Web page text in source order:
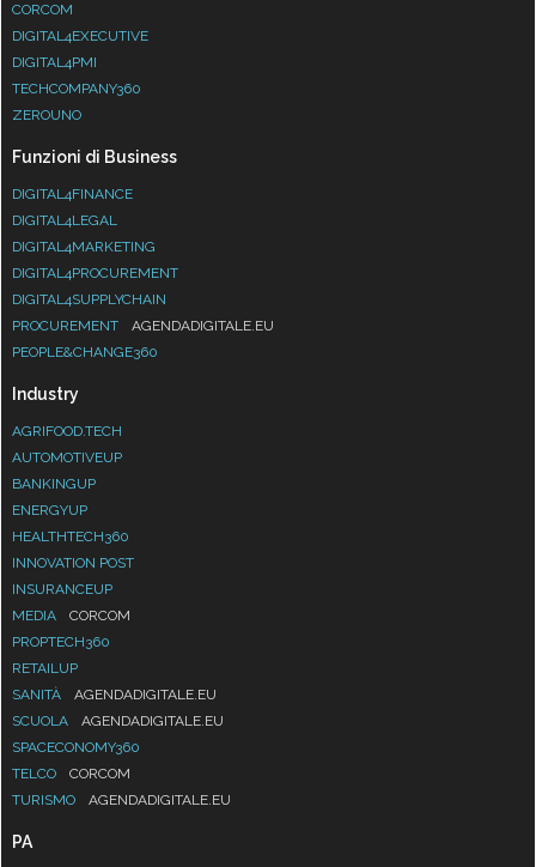
CORCOM
DIGITAL4EXECUTIVE
DIGITAL4PMI
TECHCOMPANY360
ZEROUNO
Funzioni di Business
DIGITAL4FINANCE
DIGITAL4LEGAL
DIGITAL4MARKETING
DIGITAL4PROCUREMENT
DIGITAL4SUPPLYCHAIN
PROCUREMENT
AGENDADIGITALE.EU
PEOPLE&CHANGE360
Industry
AGRIFOOD.TECH
AUTOMOTIVEUP
BANKINGUP
ENERGYUP
HEALTHTECH360
INNOVATION POST
INSURANCEUP
MEDIA
CORCOM
PROPTECH360
RETAILUP
SANITÀ
AGENDADIGITALE.EU
SCUOLA
AGENDADIGITALE.EU
SPACECONOMY360
TELCO
CORCOM
TURISMO
AGENDADIGITALE.EU
PA